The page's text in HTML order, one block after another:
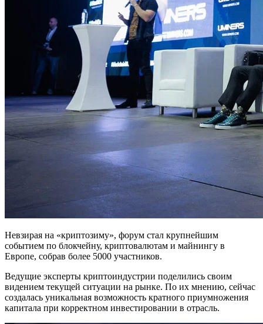
Невзирая на «криптозиму», форум стал крупнейшим
событием по блокчейну, криптовалютам и майнингу в
Европе, собрав более 5000 участников.
Ведущие эксперты криптоиндустрии поделились своим
видением текущей ситуации на рынке. По их мнению, сейчас
создалась уникальная возможность кратного приумножения
капитала при корректном инвестировании в отрасль.